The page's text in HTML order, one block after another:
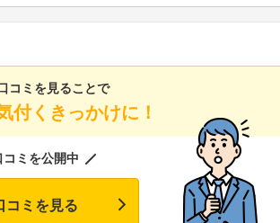
コミを見ることで
付くきっかけに！
ミを公開中
コミを見る